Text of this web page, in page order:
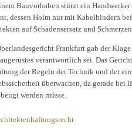
Bauvorhaben stürzt ein
dessen Holm nur mit Kabelbindern
auf Schadensersatz und
Frankfurt gab der
verantwortlich sei. Das
der Regeln der Technik und der
überwachen, da gerade bei
werden müsse.